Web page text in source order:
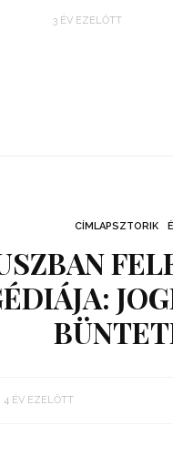
3 ÉV EZELŐTT
CÍMLAPSZTORIK
4 ÉV EZELŐTT